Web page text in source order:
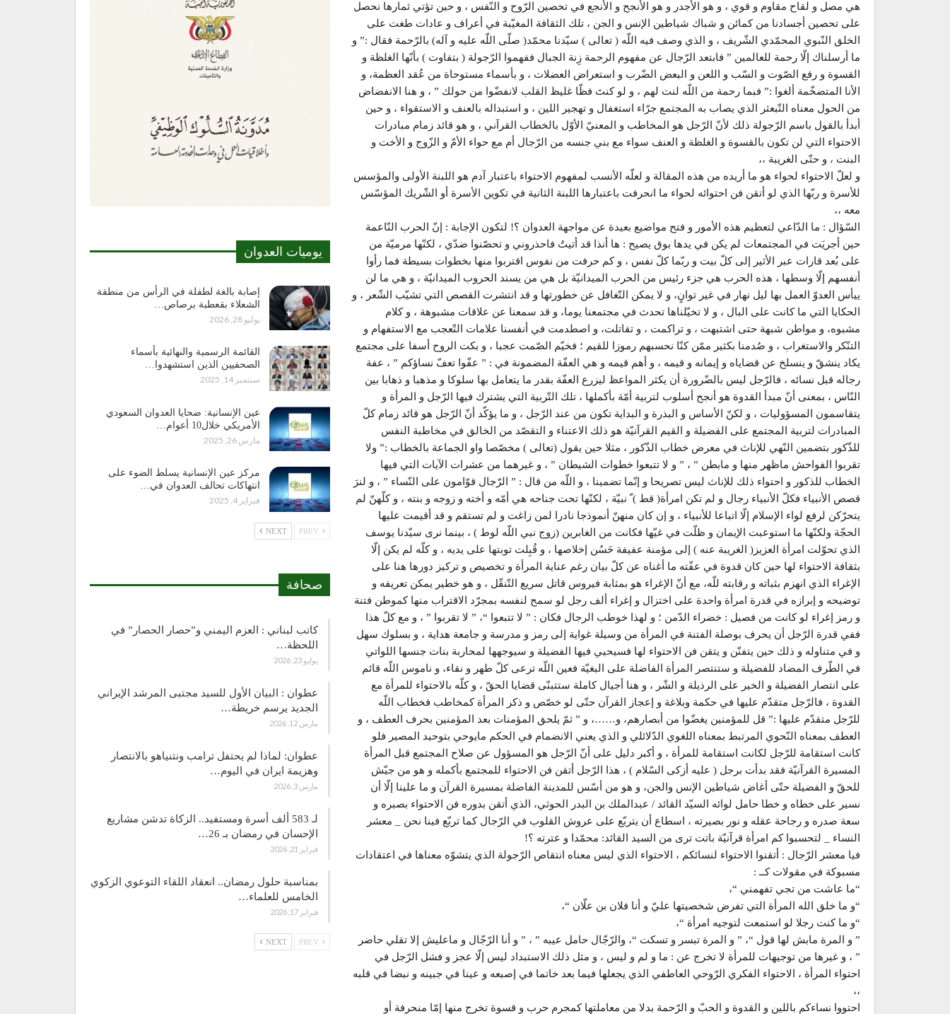
هي مصل و لقاح مقاوم و قوي ، و هو الأجدر و هو الأنجح و الأنجع في تحصين الرّوح و النّفس ، و حين تؤتي ثمارها نحصل
على تحصين أجسادنا من كمائن و شباك شياطين الإنس و الجن ، تلك الثقافة المغيّبة في أعراف و عادات طغت على
الخلق النّبوي المحمّدي الشّريف ، و الذي وصف فيه اللّه ( تعالى ) سيّدنا محمّد( صلّى اللّه عليه و آله) بالرّحمة فقال :” و
ما أرسلناك إلّا رحمة للعالمين ” فابتعد الرّجال عن مفهوم الرحمة زِنة الجبال ففهموا الرّجولة ( بتفاوت ) بأنّها الغلظة و
القسوة و رفع الصّوت و السّب و اللعن و البعض الضّرب و استعراض العضلات ، و بأسماء مستوحاة من عُقد العظمة، و
الأنا المتضخّمة ألغوا :” فبما رحمة من اللّه لنت لهم ، و لو كنتَ فظّا غليظ القلب لانفضّوا من حولك ” ، و هنا الانفضاض
من الحول معناه التّبعثر الذي يصاب به المجتمع جرّاء استغفال و تهجير اللين ، و استبداله بالعنف و الاستقواء ، و حين
أبدأ بالقول باسم الرّجولة ذلك لأنّ الرّجل هو المخاطب و المعنيّ الأوّل بالخطاب القرآني ، و هو قائد زمام مبادرات
الاحتواء التي لن تكون بالقسوة و الغلظة و العنف سواء مع بني جنسه من الرّجال أم مع حواء الأمّ و الزّوج و الأخت و
البنت ، و حتّى الغريبة ،،
و لعلّ الاحتواء لحواء هو ما أريده من هذه المقالة و لعلّه الأنسب لمفهوم الاحتواء باعتبار آدم هو اللبنة الأولى والمؤسس
للأسرة و ربّها الذي لو أتقن فن احتوائه لحواء ما انحرفت باعتبارها اللبنة الثانية في تكوين الأسرة أو الشّريك المؤسّس
معه ،،
السّؤال : ما الدّاعي لتعظيم هذه الأمور و فتح مواضيع بعيدة عن مواجهة العدوان ؟! لتكون الإجابة : إنّ الحرب النّاعمة
حين أجريَت في المجتمعات لم يكن في يدها بوق يصيح : ها أنذا قد أتيتُ فاحذروني و تحصّنوا ضدّي ، لكنّها مرميّة من
على بُعد قارات عبر الأثير إلى كلّ بيت و ربّما كلّ نفس ، و كم حرفت من نفوس اقتربوا منها بخطوات بسيطة فما رأوا
أنفسهم إلّا وسطها ، هذه الحرب هي جزء رئيس من الحرب الميدانيّة بل هي من يسند الحروب الميدانيّة ، و هي ما لن
ييأس العدوّ العمل بها ليل نهار في غير توانٍ، و لا يمكن التّغافل عن خطورتها و قد انتشرت القصص التي تشيّب الشّعر ، و
الحكايا التي ما كانت على البال ، و لا تخيّلناها تحدث في مجتمعنا يوما، و قد سمعنا عن علاقات مشبوهة ، و كلام
مشبوه، و مواطن شبهة حتى اشتبهت ، و تراكمت ، و تقاتلت، و اصطدمت في أنفسنا علامات التّعجب مع الاستفهام و
التنّكر والاستغراب ، و صُدمنا بكثير ممّن كنّا نحسبهم رموزا للقيم ؛ فخيّم الصّمت عجبا ، و بكت الروح أسفا على مجتمع
يكاد ينشقّ و ينسلخ عن قضاياه و إيمانه و قيمه ، و أهم قيمه و هي العفّة المضمونة في : ” عفّوا تعفّ نساؤكم ” ، عفة
رجاله قبل نسائه ، فالرّجل ليس بالضّرورة أن يكثر المواعظ ليزرع العفّة بقدر ما يتعامل بها سلوكا و مذهبا و ذهابا بين
النّاس ، بمعنى أنّ مبدأ القدوة هو أنجح أسلوب لتربية أمّة بأكملها ، تلك التّربية التي يشترك فيها الرّجل و المرأة و
يتقاسمون المسؤوليات ، و لكنّ الأساس و البذرة و البداية تكون من عند الرّجل ، و ما يؤكّد أنّ الرّجل هو قائد زمام كلّ
المبادرات لتربية المجتمع على الفضيلة و القيم القرآنيّة هو ذلك الاعتناء و التقصّد من الخالق في مخاطبة النفس
للذّكور بتضمين النّهي للإناث في معرض خطاب الذّكور ، مثلا حين يقول (تعالى ) مخصّصا واو الجماعة بالخطاب :” ولا
تقربوا الفواحش ماظهر منها و مابطن ” ، ” و لا تتبعوا خطوات الشيطان ” ، و غيرهما من عشرات الآيات التي فيها
الخطاب للذكور و احتواء ذلك للإناث ليس تصريحا و إنّما تضمينا ، و اللّه من قال : ” الرّجال قوّامون على النّساء ” ، و لنرَ
قصص الأنبياء فكلّ الأنبياء رجال و لم تكن امرأة( قط ) ّ نبيّة ، لكنّها تحت جناحه هي أمّه و أخته و زوجه و بنته ، و كلّهنّ لم
يتحرّكن لرفع لواء الإسلام إلّا اتباعا للأنبياء ، و إن كان منهنّ أنموذجا نادرا لمن زاغت و لم تستقم و قد أقيمت عليها
الحجّة ولكنّها ما استوعبت الإيمان و ظلّت في غيّها فكانت من الغابرين (زوج نبي اللّه لوط ) ، بينما نرى سيّدنا يوسف
الذي تحوّلت امرأة العزيز( الغريبة عنه ) إلى مؤمنة عفيفة حَسُن إخلاصها ، و قُبِلت توبتها على يديه ، و كلّه لم يكن إلّا
بثقافة الاحتواء لها حين كان قدوة في عفّته ما أغناه عن كلّ بيان رغم عناية المرأة و تخصيص و تركيز دورها هنا على
الإغراء الذي انهزم بثباته و رقابته للّه، مع أنّ الإغراء هو بمثابة فيروس قاتل سريع التّنقّل ، و هو خطير يمكن تعريفه و
توضيحه و إبرازه في قدرة امرأة واحدة على اختزال و إغراء ألف رجل لو سمح لنفسه بمجرّد الاقتراب منها كموطن فتنة
و رمز إغراء لو كانت من فصيل : خضراء الدّمن ؛ و لهذا خوطب الرجال فكان : ” لا تتبعوا “، ” لا تقربوا ” ، و مع كلّ هذا
ففي قدرة الرّجل أن يحرف بوصلة الفتنة في المرأة من وسيلة غواية إلى رمز و مدرسة و جامعة هداية ، و بسلوك سهل
و في متناوله و ذلك حين يتفنّن و يتقن فن الاحتواء لها فسيحيي فيها الفضيلة و سيوجهها لمحاربة بنات جنسها اللواتي
في الطّرف المضاد للفضيلة و ستنتصر المرأة الفاضلة على البغيّة فعين اللّه ترعى كلّ طهر و نقاء، و ناموس اللّه قائم
على انتصار الفضيلة و الخير على الرذيلة و الشّر ، و هنا أجيال كاملة ستتبنّى قضايا الحقّ ، و كلّه بالاحتواء للمرأة مع
القدوة ، فالرّجل متقدّم عليها في حكمة وبلاغة و إعجاز القرآن حتّى لو خصّص و ذكر المرأة كمخاطب فخطاب اللّه
للرّجل متقدّم عليها :” قل للمؤمنين يغضّوا من أبصارهم، و……، و ” ثمّ يلحق المؤمنات بعد المؤمنين بحرف العطف ، و
العطف بمعناه النّحوي المرتبط بمعناه اللغوي الدّلائلي و الذي يعني الانضمام في الحكم مايوحي بتوحيد المصير فلو
كانت استقامة للرّجل لكانت استقامة للمرأة ، و أكبر دليل على أنّ الرّجل هو المسؤول عن صلاح المجتمع قبل المرأة
المسيرة القرآنيّة فقد بدأت برجل ( عليه أزكى السّلام ) ، هذا الرّجل أتقن فن الاحتواء للمجتمع بأكمله و هو من جيّش
للحقّ و الفضيلة حتّى أغاض شياطين الإنس والجن، و هو من أسّس للمدينة الفاضلة بمسيرة القرآن و ما علينا إلّا أن
نسير على خطاه و خطا حامل لوائه السيّد القائد / عبدالملك بن البدر الحوثي، الذي أتقن بدوره فن الاحتواء بصبره و
سعة صدره و رجاحة عقله و نور بصيرته ، اسطاع أن يتربّع على عروش القلوب في الرّجال كما تربّع فينا نحن _ معشر
النساء _ لتحسبوا كم امرأة قرآنيّة باتت ترى من السيد القائد: محمّدا و عترته ؟!
فيا معشر الرّجال : أتقنوا الاحتواء لنسائكم ، الاحتواء الذي ليس معناه انتقاص الرّجولة الذي يتشوّه معناها في اعتقادات
مسبوكة في مقولات كــ :
“ما عاشت من تجي تفهمني “،
“و ما خلق الله المرأة التي تفرض شخصيتها عليّ و أنا فلان بن علّان “،
“و ما كنت رجلا لو استمعت لتوجيه امرأة “،
” و المرة مابش لها قول “، ” و المرة تبسر و تسكت “، والرّجّال حامل عيبه ” ، ” و أنا الرّجّال و ماعليش إلا تقلي حاضر
” ، و غيرها من توجيهات للمرأة لا تخرج عن : ما و لم و ليس ، و مثل ذلك الاستبداد ليس إلّا عجز و فشل الرّجل في
احتواء المرأة ، الاحتواء الفكري الرّوحي العاطفي الذي يجعلها فيما بعد خاتما في إصبعه و عينا في جبينه و نبضا في قلبه
،،
احتووا نساءكم باللين و القدوة و الحبّ و الرّحمة بدلا من معاملتها كمجرم حرب و قسوة تخرج منها إمّا منحرفة أو
يوميات العدوان
إصابة بالغة لطفلة في الرأس من منطقة
الشعلاء بقعطبة برصاص…
يوليو 28, 2026
القائمة الرسمية والنهائية بأسماء
الصحفيين الذين استشهدوا…
سبتمبر 14, 2025
عين الإنسانية: ضحايا العدوان السعودي
الأمريكي خلال10 أعوام…
مارس 26, 2025
مركز عين الإنسانية يسلط الضوء على
انتهاكات تحالف العدوان في…
فبراير 4, 2025
NEXT
صحافة
كاتب لبناني : العزم اليمني و”حصار الحصار” في
اللحظة…
يوليو 23, 2026
عطوان : البيان الأول للسيد مجتبى المرشد الإيراني
الجديد يرسم خريطة…
مارس 12, 2026
عطوان: لماذا لم يحتفل ترامب ونتنياهو بالانتصار
وهزيمة ايران في اليوم…
مارس 3, 2026
لـ 583 ألف أسرة ومستفيد.. الزكاة تدشن مشاريع
الإحسان في رمضان بـ 26…
فبراير 21, 2026
بمناسبة حلول رمضان.. انعقاد اللقاء التوعوي الزكوي
الخامس للعلماء…
فبراير 17, 2026
NEXT